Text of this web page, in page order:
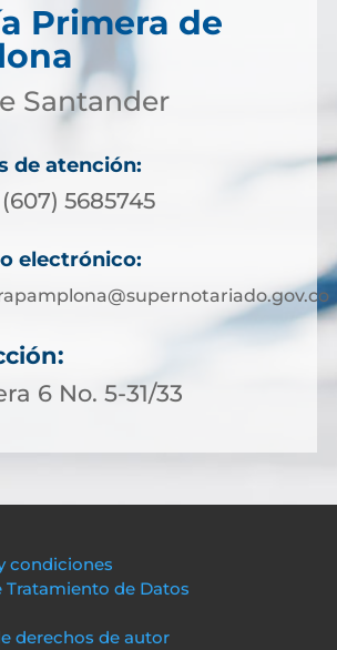
Primera de
Santander
de atención:
5685745
electrónico:
6 No. 5-31/33
condiciones
Tratamiento de Datos
derechos de autor